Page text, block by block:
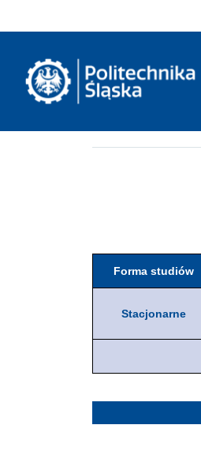
Forma studiów
Stacjonarne